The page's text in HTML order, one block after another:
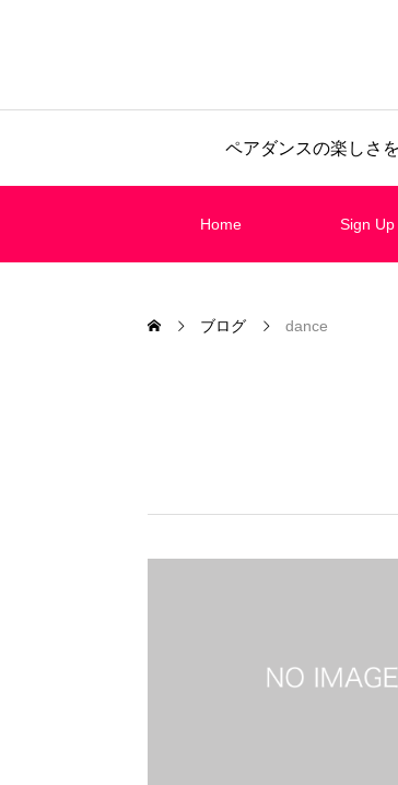
ペアダンスの楽しさ
Home Sign Up
ブログ dance